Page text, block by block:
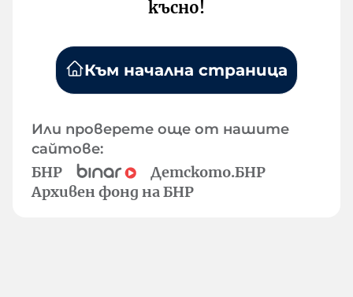
късно!
Към начална страница
Или проверете още от нашите
сайтове:
БНР
Детското.БНР
Архивен фонд на БНР